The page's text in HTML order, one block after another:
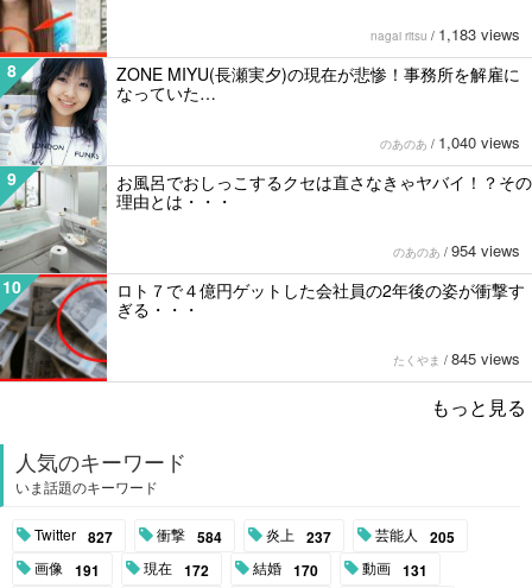
nagai ritsu / 1,183 views
8
ZONE MIYU(長瀬実夕)の現在が悲惨！事務所を解雇に
なっていた…
のあのあ / 1,040 views
9
お風呂でおしっこするクセは直さなきゃヤバイ！？その
理由とは・・・
のあのあ / 954 views
10
ロト７で４億円ゲットした会社員の2年後の姿が衝撃す
ぎる・・・
たくやま / 845 views
もっと見る
人気のキーワード
いま話題のキーワード
Twitter 827 衝撃 584 炎上 237 芸能人 205
画像 191 現在 172 結婚 170 動画 131